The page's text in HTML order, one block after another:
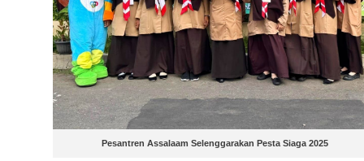
Pesantren Assalaam Selenggarakan Pesta Siaga 2025